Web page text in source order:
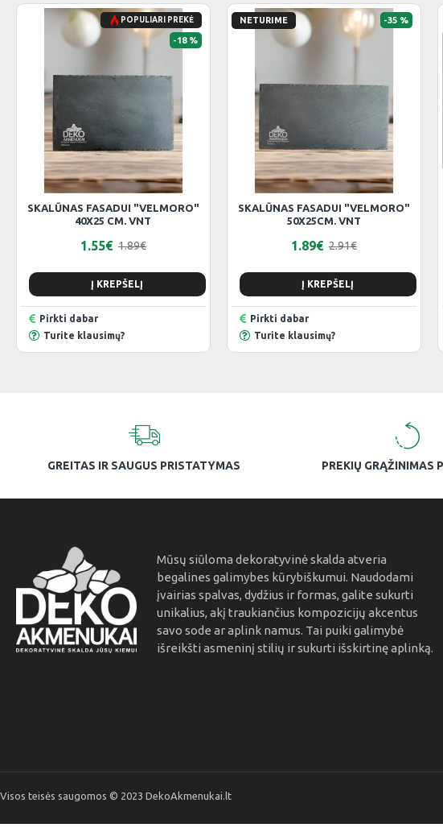
POPULIARI PREKĖ
-18 %
SKALŪNAS FASADUI "VELMORO"
40X25 CM. VNT
1.55€ 1.89€
Į KREPŠELĮ
Pirkti dabar
Turite klausimų?
-35 %
NETURIME
SKALŪNAS FASADUI "VELMORO"
50X25CM. VNT
1.89€ 2.91€
Į KREPŠELĮ
Pirkti dabar
Turite klausimų?
GREITAS IR SAUGUS PRISTATYMAS PREKIŲ GRĄŽINIMAS
Mūsų siūloma dekoratyvinė skalda atveria
begalines galimybes kūrybiškumui. Naudodami
įvairias spalvas, dydžius ir formas, galite sukurti
unikalius, akį traukiančius kompozicijų akcentus
savo sode ar aplink namus. Tai puiki galimybė
išreikšti asmeninį stilių ir sukurti išskirtinę aplinką.
Visos teisės saugomos © 2023 DekoAkmenukai.lt